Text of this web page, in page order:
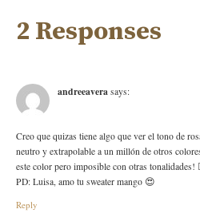
2 Responses
andreeavera says:
Creo que quizas tiene algo que ver el tono de
neutro y extrapolable a un millón de otros
este color pero imposible con otras tonalidades!
PD: Luisa, amo tu sweater mango 😍
Reply